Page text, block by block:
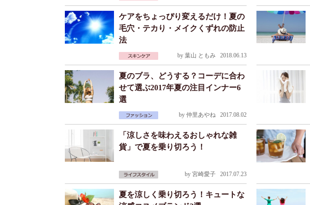
ケアをちょっぴり変えるだけ！夏の
毛穴・テカり・メイクくずれの防止
法
by 葉山 ともみ 2018.06.13
夏のブラ、どうする？コーデに合わ
せて選ぶ2017年夏の注目インナー6
選
by 仲里あやね 2017.08.02
「涼しさを味わえるおしゃれな雑
貨」で夏を乗り切ろう！
by 宮崎愛子 2017.07.23
夏を涼しく乗り切ろう！キュートな